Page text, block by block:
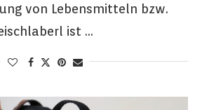
von Lebensmitteln bzw.
ist …